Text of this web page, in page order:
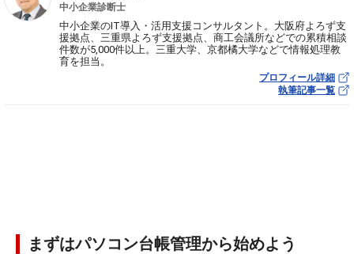
中小企業診断士
中小企業のIT導入・活用支援コンサルタント。大阪府よろず支
援拠点、三重県よろず支援拠点、商工会議所などでの累積相談
件数が5,000件以上。三重大学、京都橘大学などで情報処理教
育を担当。
プロフィール詳細
執筆記事一覧
まずはパソコン台帳管理から始めよう